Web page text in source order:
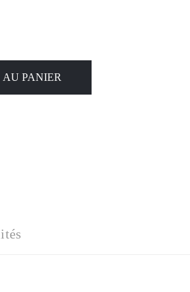
AU PANIER